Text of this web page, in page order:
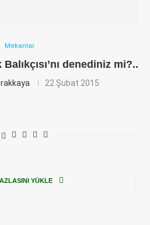
Mekanlar
denediniz mi?..
22 Şubat 2015
YÜKLE